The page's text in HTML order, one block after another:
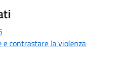
contrastare la violenza